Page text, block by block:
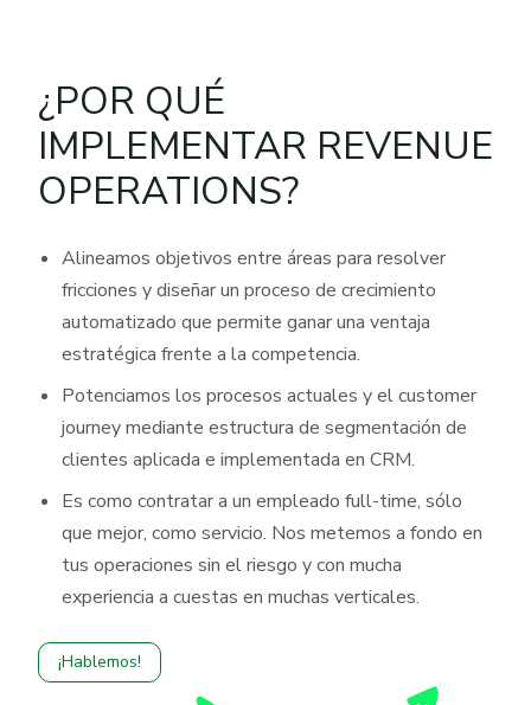
¿POR QUÉ
IMPLEMENTAR REVENUE
OPERATIONS?
Alineamos objetivos entre áreas para resolver
fricciones y diseñar un proceso de crecimiento
automatizado que permite ganar una ventaja
estratégica frente a la competencia.
Potenciamos los procesos actuales y el customer
journey mediante estructura de segmentación de
clientes aplicada e implementada en CRM.
Es como contratar a un empleado full-time, sólo
que mejor, como servicio. Nos metemos a fondo en
tus operaciones sin el riesgo y con mucha
experiencia a cuestas en muchas verticales.
¡Hablemos!